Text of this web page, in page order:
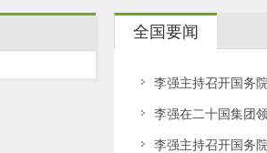
全国要闻
李强主持召开国务
李强在二十国集团
李强主持召开国务